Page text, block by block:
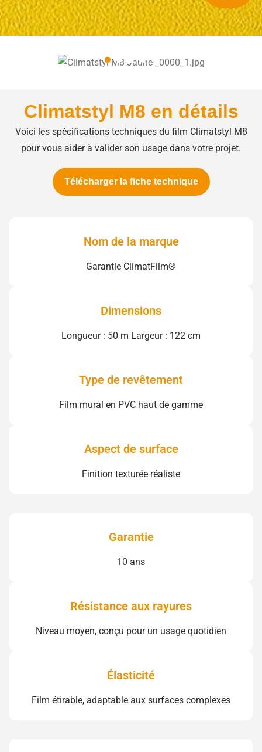
Climatstyl M8 en détails
Voici les spécifications techniques du film Climatstyl M8
pour vous aider à valider son usage dans votre projet.
Télécharger la fiche technique
Nom de la marque
Garantie ClimatFilm®
Dimensions
Longueur : 50 m Largeur : 122 cm
Type de revêtement
Film mural en PVC haut de gamme
Aspect de surface
Finition texturée réaliste
Garantie
10 ans
Résistance aux rayures
Niveau moyen, conçu pour un usage quotidien
Élasticité
Film étirable, adaptable aux surfaces complexes